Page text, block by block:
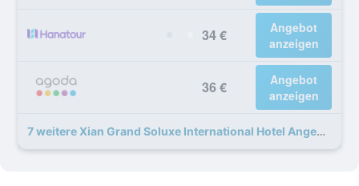
34 €
Angebot
anzeigen
36 €
Angebot
anzeigen
7 weitere Xian Grand Soluxe International Hotel Angebote